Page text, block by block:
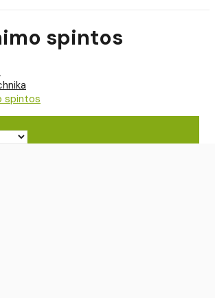
spintos
spintos